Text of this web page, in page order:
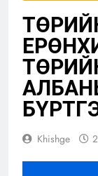
Khishge